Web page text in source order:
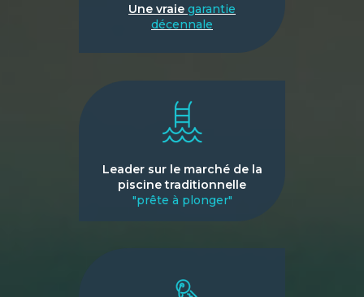
Une vraie garantie
décennale
Leader sur le marché de la
piscine traditionnelle
"prête à plonger"